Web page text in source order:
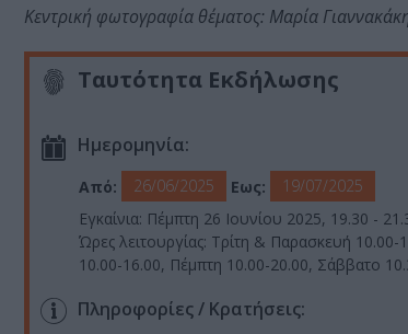
Κεντρική φωτογραφία θέματος: Μαρία
Ταυτότητα Εκδήλωσης
Ημερομηνία:
Από: 26/06/2025 Εως:
19/07/2025
Εγκαίνια: Πέμπτη 26 Ιουνίου 2025, 19.30 -
Ώρες λειτουργίας: Τρίτη & Παρασκευή 10.00-
10.00-16.00, Πέμπτη 10.00-20.00, Σάββατο
Πληροφορίες / Κρατήσεις: